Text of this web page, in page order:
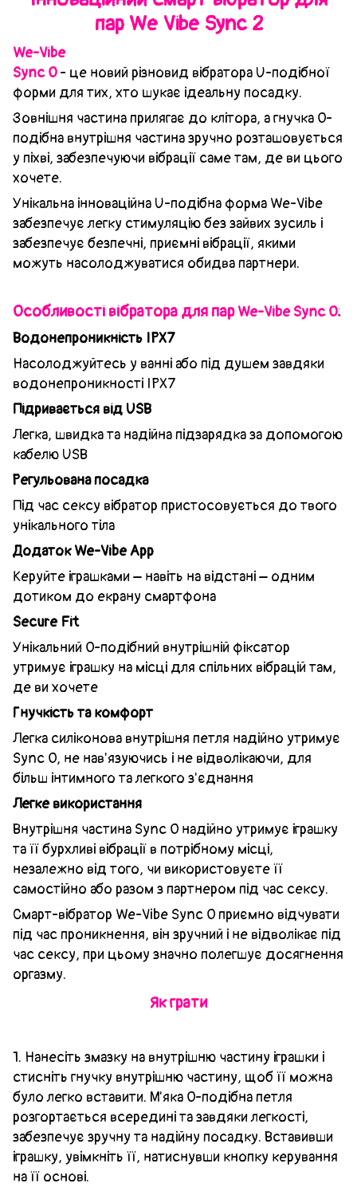
пар We Vibe Sync 2
We-Vibe
Sync O- це новий різновид вібратора U-подібної
форми для тих, хто шукає ідеальну посадку.
Зовнішня частина прилягає до клітора, а гнучка О-
подібна внутрішня частина зручно розташовується
у піхві, забезпечуючи вібрації саме там, де ви цього
хочете.
Унікальна інноваційна U-подібна форма We-Vibe
забезпечує легку стимуляцію без зайвих зусиль і
забезпечує безпечні, приємні вібрації, якими
можуть насолоджуватися обидва партнери.
Особливості вібратора для парWe-Vibe Sync O:
Водонепроникність IPX7
Насолоджуйтесь у ванні або під душем завдяки
водонепроникності IPX7
Підривається від USB
Легка, швидка та надійна підзарядка за допомогою
кабелю USB
Регульована посадка
Під час сексу вібратор пристосовується до твого
унікального тіла
Додаток We-Vibe App
Керуйте іграшками – навіть на відстані – одним
дотиком до екрану смартфона
Secure Fit
Унікальний O-подібний внутрішній фіксатор
утримує іграшку на місці для спільних вібрацій там,
де ви хочете
Гнучкість та комфорт
Легка силіконова внутрішня петля надійно утримує
Sync O, не нав'язуючись і не відволікаючи, для
більш інтимного та легкого з'єднання
Легке використання
Внутрішня частина Sync O надійно утримує іграшку
та її бурхливі вібрації в потрібному місці,
незалежно від того, чи використовуєте її
самостійно або разом з партнером під час сексу.
Смарт-вібратор We-Vibe Sync O приємно відчувати
під час проникнення, він зручний і не відволікає під
час сексу, при цьому значно полегшує досягнення
оргазму.
Як грати
1. Нанесіть змазку на внутрішню частину іграшки і
стисніть гнучку внутрішню частину, щоб її можна
було легко вставити. М'яка О-подібна петля
розгортається всередині та завдяки легкості,
забезпечує зручну та надійну посадку. Вставивши
іграшку, увімкніть її, натиснувши кнопку керування
на її основі.